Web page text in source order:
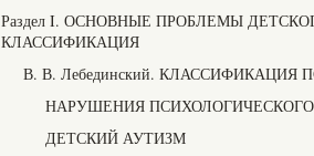
Раздел I. ОСНОВНЫЕ ПРОБЛЕМЫ
КЛАССИФИКАЦИЯ
В. В. Лебединский.
НАРУШЕНИЯ ПСИХОЛОГИЧЕСКОГО
ДЕТСКИЙ АУТИЗМ